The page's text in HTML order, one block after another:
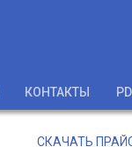
КОНТАКТЫ
СКАЧАТЬ